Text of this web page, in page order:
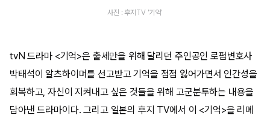
사진 : 후지TV '기억'
tvN 드라마 <기억>은 출세만을 위해 달리던 주인공인 로펌변호사
박태석이 알츠하이머를 선고받고 기억을 점점 잃어가면서 인간성을
회복하고, 자신이 지켜내고 싶은 것들을 위해 고군분투하는 내용을
담아낸 드라마이다. 그리고 일본의 후지 TV에서 이 <기억>을 리메